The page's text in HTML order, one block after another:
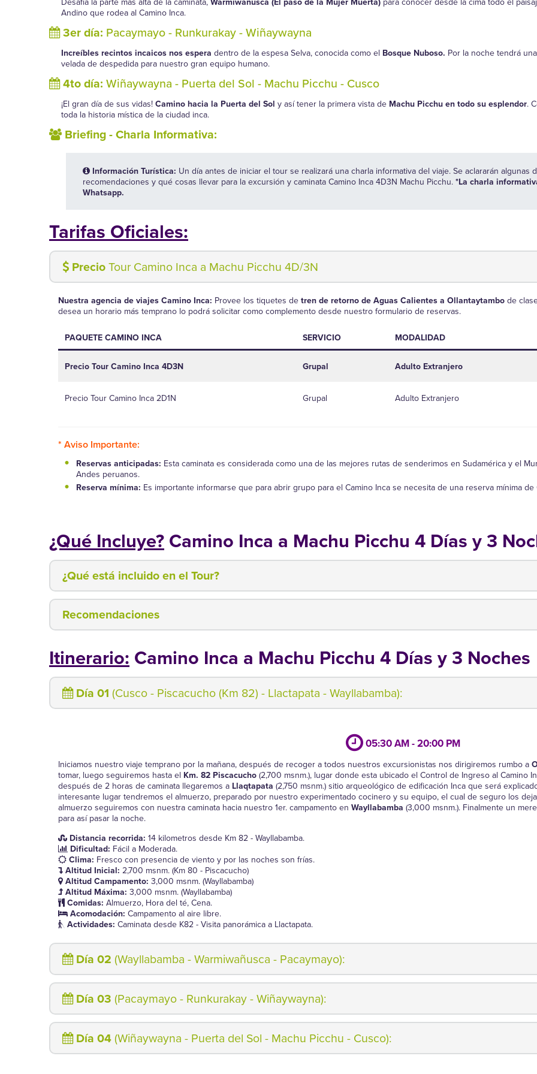
Andino que rodea al Camino Inca.
3er día: Pacaymayo - Runkurakay - Wiñaywayna
Increíbles recintos incaicos nos espera dentro de la espesa Selva, conocida como el Bosque Nuboso. Por la noche tendrá una
velada de despedida para nuestro gran equipo humano.
4to día: Wiñaywayna - Puerta del Sol - Machu Picchu - Cusco
¡El gran día de sus vidas! Camino hacia la Puerta del Sol y así tener la primera vista de Machu Picchu en todo su esplendor.
toda la historia mística de la ciudad inca.
Briefing - Charla Informativa:
Información Turística: Un día antes de iniciar el tour se realizará una charla informativa del viaje. Se aclararán
recomendaciones y qué cosas llevar para la excursión y caminata Camino Inca 4D3N Machu Picchu. *La charla
Whatsapp.
Tarifas Oficiales:
PrecioTour Camino Inca a Machu Picchu 4D/3N
Nuestra agencia de viajes Camino Inca: Provee los tiquetes de tren de retorno de Aguas Calientes a Ollantaytambo de
desea un horario más temprano lo podrá solicitar como complemento desde nuestro formulario de reservas.
PAQUETE CAMINO INCA SERVICIO MODALIDAD
Precio Tour Camino Inca 4D3N Grupal Adulto Extranjero
Precio Tour Camino Inca 2D1N Grupal Adulto Extranjero
* Aviso Importante:
Reservas anticipadas: Esta caminata es considerada como una de las mejores rutas de senderimos en Sudamérica y el
Andes peruanos.
Reserva mínima: Es importante informarse que para abrir grupo para el Camino Inca se necesita de una reserva mínima
¿Qué Incluye? Camino Inca a Machu Picchu 4 Días y 3
¿Qué está incluido en el Tour?
Recomendaciones
Itinerario: Camino Inca a Machu Picchu 4 Días y 3 Noches
Día 01 (Cusco - Piscacucho (Km 82) - Llactapata - Wayllabamba):
05:30 AM - 20:00 PM
Iniciamos nuestro viaje temprano por la mañana, después de recoger a todos nuestros excursionistas nos dirigiremos rumbo a
tomar, luego seguiremos hasta el Km. 82 Piscacucho (2,700 msnm.), lugar donde esta ubicado el Control de Ingreso al Camino
después de 2 horas de caminata llegaremos a Llaqtapata (2,750 msnm.) sitio arqueológico de edificación Inca que será
interesante lugar tendremos el almuerzo, preparado por nuestro experimentado cocinero y su equipo, el cual de seguro los
almuerzo seguiremos con nuestra caminata hacia nuestro 1er. campamento en Wayllabamba (3,000 msnm.). Finalmente un
para así pasar la noche.
Distancia recorrida: 14 kilometros desde Km 82 - Wayllabamba.
Dificultad: Fácil a Moderada.
Clima: Fresco con presencia de viento y por las noches son frías.
Altitud Inicial: 2,700 msnm. (Km 80 - Piscacucho)
Altitud Campamento: 3,000 msnm. (Wayllabamba)
Altitud Máxima: 3,000 msnm. (Wayllabamba)
Comidas: Almuerzo, Hora del té, Cena.
Acomodación: Campamento al aire libre.
Actividades: Caminata desde K82 - Visita panorámica a Llactapata.
Día 02 (Wayllabamba - Warmiwañusca - Pacaymayo):
Día 03 (Pacaymayo - Runkurakay - Wiñaywayna):
Día 04(Wiñaywayna - Puerta del Sol - Machu Picchu - Cusco):